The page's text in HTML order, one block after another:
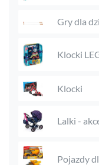
Gry dla
Klocki
Klocki
Lalki -
Pojazdy